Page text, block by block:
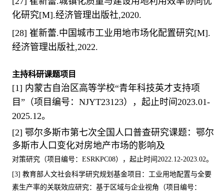
化研究[M].经济管理出版社,2020.
[28] 崔新蕾.中国城市工业用地市场化配置研究[M].
经济管理出版社,2022.
主持科研课题项目
[1] 内蒙古自治区高等学校“青年科技英才支持项
目 ” （项目编号： NJYT23123），起止时间 2023.01-
2025.12。
[2] 鄂尔多斯市第七次全国人口普查研究课题：鄂尔
多斯市人口变化对房地产市场的影响及
对策研究（项目编号： ESRKPC08），起止时间 2022.12-2023.02。
[3] 教育部人文社会科学研究规划基金项目：工业用地配置与全要
素生产率的关联效应研究：基于区域与企业视角（项目编号：